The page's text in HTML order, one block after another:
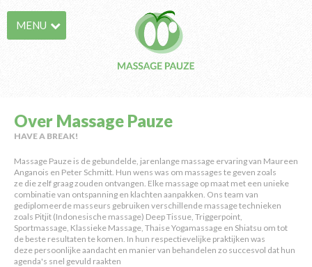
MENU
Over Massage Pauze
HAVE A BREAK!
Massage Pauze is de gebundelde, jarenlange massage ervaring van Maureen
Anganois en Peter Schmitt. Hun wens was om massages te geven zoals
ze die zelf graag zouden ontvangen. Elke massage op maat met een unieke
combinatie van ontspanning en klachten aanpakken. Ons team van
gediplomeerde masseurs gebruiken verschillende massage technieken
zoals Pitjit (Indonesische massage) Deep Tissue, Triggerpoint,
Sportmassage, Klassieke Massage, Thaise Yogamassage en Shiatsu om tot
de beste resultaten te komen. In hun respectievelijke praktijken was
deze persoonlijke aandacht en manier van behandelen zo succesvol dat hun
agenda's snel gevuld raakten